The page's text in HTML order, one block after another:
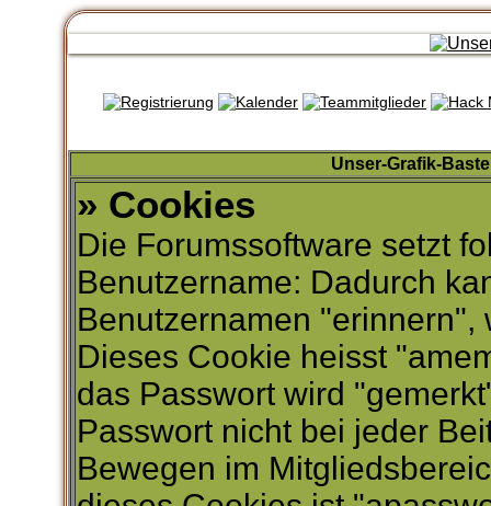
Unser-Grafik-
» Cookies
Die Forumssoftware setzt
Benutzername: Dadurch
Benutzernamen
Dieses Cookie heisst
das Passwort wird
Passwort nicht bei jeder
Bewegen im